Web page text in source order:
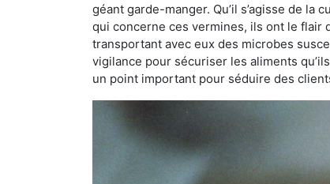
géant garde-manger. Qu’il s’agisse de
qui concerne ces vermines, ils ont le flair
transportant avec eux des microbes
vigilance pour sécuriser les aliments
un point important pour séduire des